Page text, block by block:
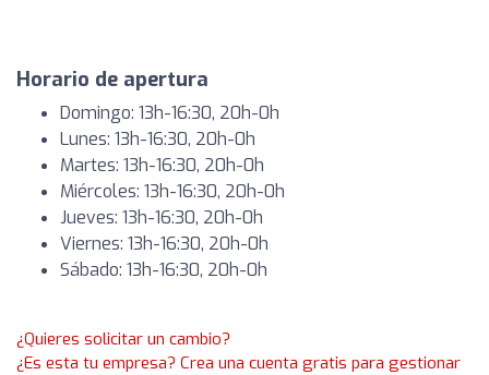
Horario de apertura
Domingo: 13h-16:30, 20h-0h
Lunes: 13h-16:30, 20h-0h
Martes: 13h-16:30, 20h-0h
Miércoles: 13h-16:30, 20h-0h
Jueves: 13h-16:30, 20h-0h
Viernes: 13h-16:30, 20h-0h
Sábado: 13h-16:30, 20h-0h
¿Quieres solicitar un cambio?
¿Es esta tu empresa? Crea una cuenta gratis para gestionar